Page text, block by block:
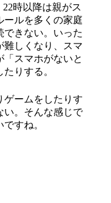
時以降は親がス
ールを多くの家庭
できない。いった
難しくなり、スマ
スマホがないと
りする。
ームをしたりす
い。そんな感じで
すね。